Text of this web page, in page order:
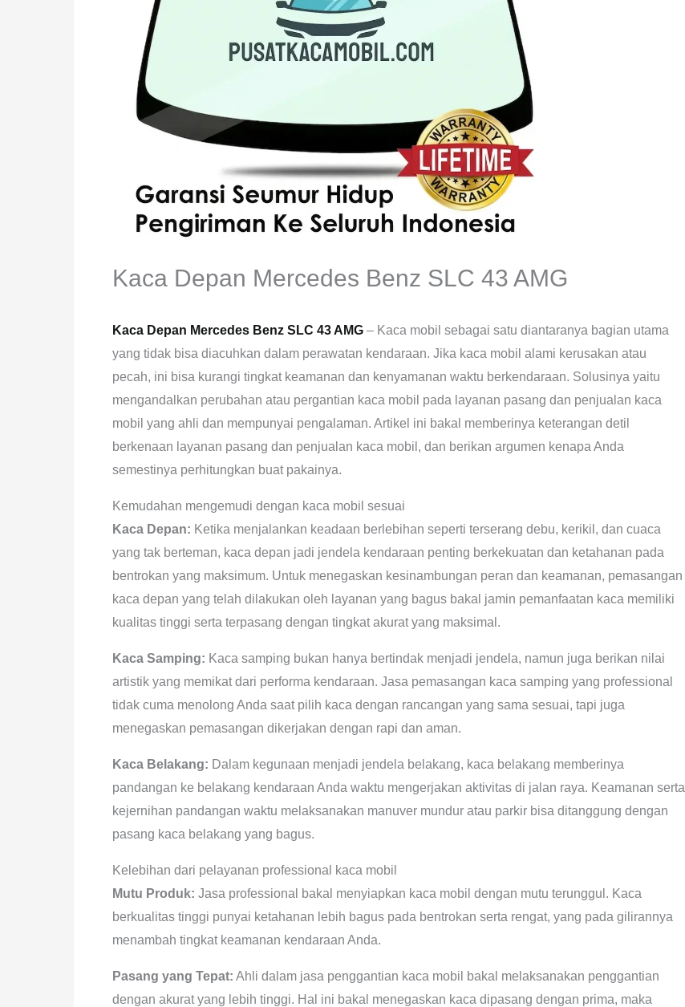
Kaca Depan Mercedes Benz SLC 43 AMG
Kaca Depan Mercedes Benz SLC 43 AMG – Kaca mobil sebagai satu diantaranya bagian utama
yang tidak bisa diacuhkan dalam perawatan kendaraan. Jika kaca mobil alami kerusakan atau
pecah, ini bisa kurangi tingkat keamanan dan kenyamanan waktu berkendaraan. Solusinya yaitu
mengandalkan perubahan atau pergantian kaca mobil pada layanan pasang dan penjualan kaca
mobil yang ahli dan mempunyai pengalaman. Artikel ini bakal memberinya keterangan detil
berkenaan layanan pasang dan penjualan kaca mobil, dan berikan argumen kenapa Anda
semestinya perhitungkan buat pakainya.
Kemudahan mengemudi dengan kaca mobil sesuai
Kaca Depan: Ketika menjalankan keadaan berlebihan seperti terserang debu, kerikil, dan cuaca
yang tak berteman, kaca depan jadi jendela kendaraan penting berkekuatan dan ketahanan pada
bentrokan yang maksimum. Untuk menegaskan kesinambungan peran dan keamanan, pemasangan
kaca depan yang telah dilakukan oleh layanan yang bagus bakal jamin pemanfaatan kaca memiliki
kualitas tinggi serta terpasang dengan tingkat akurat yang maksimal.
Kaca Samping: Kaca samping bukan hanya bertindak menjadi jendela, namun juga berikan nilai
artistik yang memikat dari performa kendaraan. Jasa pemasangan kaca samping yang professional
tidak cuma menolong Anda saat pilih kaca dengan rancangan yang sama sesuai, tapi juga
menegaskan pemasangan dikerjakan dengan rapi dan aman.
Kaca Belakang: Dalam kegunaan menjadi jendela belakang, kaca belakang memberinya
pandangan ke belakang kendaraan Anda waktu mengerjakan aktivitas di jalan raya. Keamanan serta
kejernihan pandangan waktu melaksanakan manuver mundur atau parkir bisa ditanggung dengan
pasang kaca belakang yang bagus.
Kelebihan dari pelayanan professional kaca mobil
Mutu Produk: Jasa professional bakal menyiapkan kaca mobil dengan mutu terunggul. Kaca
berkualitas tinggi punyai ketahanan lebih bagus pada bentrokan serta rengat, yang pada gilirannya
menambah tingkat keamanan kendaraan Anda.
Pasang yang Tepat: Ahli dalam jasa penggantian kaca mobil bakal melaksanakan penggantian
dengan akurat yang lebih tinggi. Hal ini bakal menegaskan kaca dipasang dengan prima, maka